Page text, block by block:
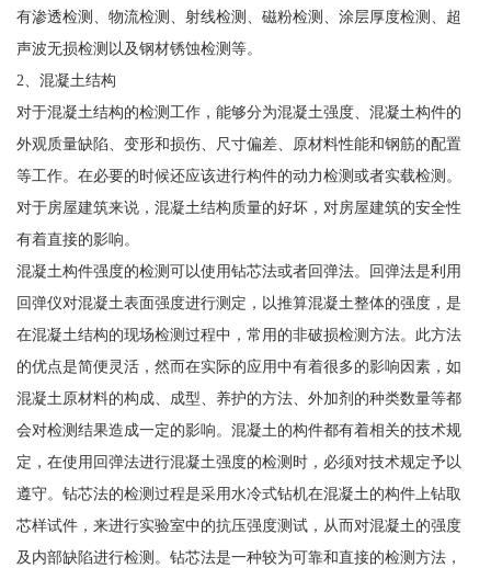
有渗透检测、物流检测、射线检测、磁粉检测、涂层厚度检测、超
声波无损检测以及钢材锈蚀检测等。
2、混凝土结构
对于混凝土结构的检测工作，能够分为混凝土强度、混凝土构件的
外观质量缺陷、变形和损伤、尺寸偏差、原材料性能和钢筋的配置
等工作。在必要的时候还应该进行构件的动力检测或者实载检测。
对于房屋建筑来说，混凝土结构质量的好坏，对房屋建筑的安全性
有着直接的影响。
混凝土构件强度的检测可以使用钻芯法或者回弹法。回弹法是利用
回弹仪对混凝土表面强度进行测定，以推算混凝土整体的强度，是
在混凝土结构的现场检测过程中，常用的非破损检测方法。此方法
的优点是简便灵活，然而在实际的应用中有着很多的影响因素，如
混凝土原材料的构成、成型、养护的方法、外加剂的种类数量等都
会对检测结果造成一定的影响。混凝土的构件都有着相关的技术规
定，在使用回弹法进行混凝土强度的检测时，必须对技术规定予以
遵守。钻芯法的检测过程是采用水冷式钻机在混凝土的构件上钻取
芯样试件，来进行实验室中的抗压强度测试，从而对混凝土的强度
及内部缺陷进行检测。钻芯法是一种较为可靠和直接的检测方法，